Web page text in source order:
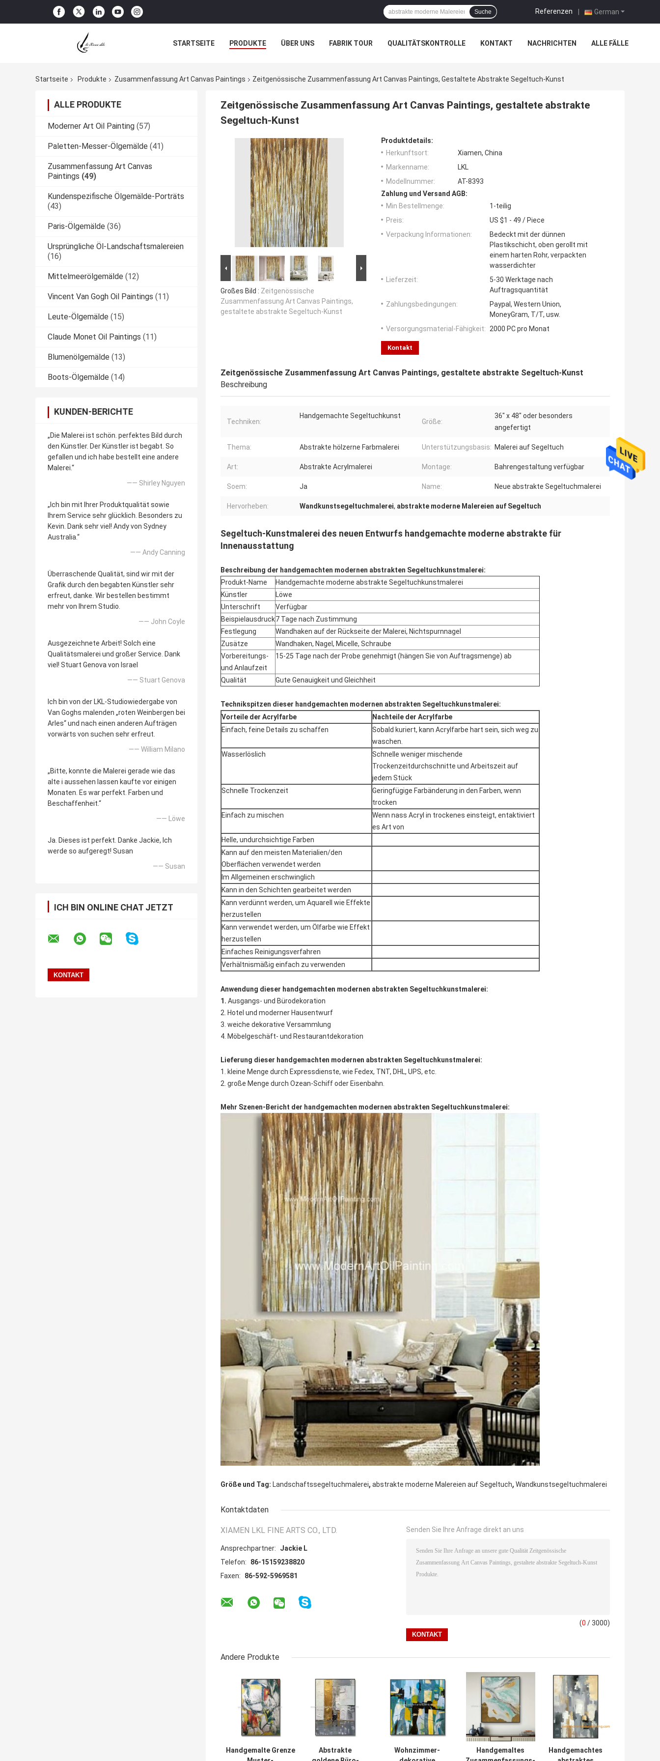
German
Referenzen |
Suche
STARTSEITE PRODUKTE ÜBER UNS FABRIK TOUR QUALITÄTSKONTROLLE KONTAKT NACHRICHTEN ALLE FÄLLE
Startseite Produkte Zusammenfassung Art Canvas Paintings Zeitgenössische Zusammenfassung Art Canvas Paintings, Gestaltete Abstrakte Segeltuch-Kunst
ALLE PRODUKTE
Moderner Art Oil Painting (57)
Paletten-Messer-Ölgemälde (41)
Zusammenfassung Art Canvas
Paintings (49)
Kundenspezifische Ölgemälde-Porträts
(43)
Paris-Ölgemälde (36)
Ursprüngliche Öl-Landschaftsmalereien
(16)
Mittelmeerölgemälde (12)
Vincent Van Gogh Oil Paintings (11)
Leute-Ölgemälde (15)
Claude Monet Oil Paintings (11)
Blumenölgemälde (13)
Boots-Ölgemälde (14)
KUNDEN-BERICHTE
„Die Malerei ist schön. perfektes Bild durch
den Künstler. Der Künstler ist begabt. So
gefallen und ich habe bestellt eine andere
Malerei.“
—— Shirley Nguyen
„Ich bin mit Ihrer Produktqualität sowie
Ihrem Service sehr glücklich. Besonders zu
Kevin. Dank sehr viel! Andy von Sydney
Australia.“
—— Andy Canning
Überraschende Qualität, sind wir mit der
Grafik durch den begabten Künstler sehr
erfreut, danke. Wir bestellen bestimmt
mehr von Ihrem Studio.
—— John Coyle
Ausgezeichnete Arbeit! Solch eine
Qualitätsmalerei und großer Service. Dank
viel! Stuart Genova von Israel
—— Stuart Genova
Ich bin von der LKL-Studiowiedergabe von
Van Goghs malenden „roten Weinbergen bei
Arles“ und nach einen anderen Aufträgen
vorwärts von suchen sehr erfreut.
—— William Milano
„Bitte, konnte die Malerei gerade wie das
alte i aussehen lassen kaufte vor einigen
Monaten. Es war perfekt. Farben und
Beschaffenheit.“
—— Löwe
Ja. Dieses ist perfekt. Danke Jackie, Ich
werde so aufgeregt! Susan
—— Susan
ICH BIN ONLINE CHAT JETZT
Zeitgenössische Zusammenfassung Art Canvas Paintings, gestaltete abstrakte
Segeltuch-Kunst
Großes Bild : Zeitgenössische
Zusammenfassung Art Canvas Paintings,
gestaltete abstrakte Segeltuch-Kunst
Produktdetails:
Herkunftsort:
Xiamen, China
Markenname:
LKL
Modellnummer:
AT-8393
Zahlung und Versand AGB:
Min Bestellmenge:
1-teilig
Preis:
US $1 - 49 / Piece
Verpackung Informationen:
Bedeckt mit der dünnen
Plastikschicht, oben gerollt mit
einem harten Rohr, verpackten
wasserdichter
Lieferzeit:
5-30 Werktage nach
Auftragsquantität
Zahlungsbedingungen:
Paypal, Western Union,
MoneyGram, T/T, usw.
Versorgungsmaterial-Fähigkeit: 2000 PC pro Monat
Kontakt
Zeitgenössische Zusammenfassung Art Canvas Paintings, gestaltete abstrakte Segeltuch-Kunst
Beschreibung
Techniken:
Handgemachte Segeltuchkunst
Größe:
36" x 48" oder besonders
angefertigt
Thema: Abstrakte hölzerne Farbmalerei Unterstützungsbasis: Malerei auf Segeltuch
Art: Abstrakte Acrylmalerei Montage: Bahrengestaltung verfügbar
Soem: Ja Name: Neue abstrakte Segeltuchmalerei
Hervorheben: Wandkunstsegeltuchmalerei, abstrakte moderne Malereien auf Segeltuch
Segeltuch-Kunstmalerei des neuen Entwurfs handgemachte moderne abstrakte für
Innenausstattung
Beschreibung der handgemachten modernen abstrakten Segeltuchkunstmalerei:
Produkt-Name
Handgemachte moderne abstrakte Segeltuchkunstmalerei
Künstler
Löwe
Unterschrift
Verfügbar
Beispielausdruck7 Tage nach Zustimmung
Festlegung
Wandhaken auf der Rückseite der Malerei, Nichtspurnnagel
Zusätze
Wandhaken, Nagel, Micelle, Schraube
Vorbereitungs-
und Anlaufzeit
15-25 Tage nach der Probe genehmigt (hängen Sie von Auftragsmenge) ab
Qualität Gute Genauigkeit und Gleichheit
Technikspitzen dieser handgemachten modernen abstrakten Segeltuchkunstmalerei:
Vorteile der Acrylfarbe
Nachteile der Acrylfarbe
Einfach, feine Details zu schaffen
Sobald kuriert, kann Acrylfarbe hart sein, sich weg zu
waschen.
Wasserlöslich
Schnelle weniger mischende
Trockenzeitdurchschnitte und Arbeitszeit auf
jedem Stück
Schnelle Trockenzeit
Geringfügige Farbänderung in den Farben, wenn
trocken
Einfach zu mischen
Wenn nass Acryl in trockenes einsteigt, entaktiviert
es Art von
Helle, undurchsichtige Farben
Kann auf den meisten Materialien/den
Oberflächen verwendet werden
Im Allgemeinen erschwinglich
Kann in den Schichten gearbeitet werden
Kann verdünnt werden, um Aquarell wie Effekte
herzustellen
Kann verwendet werden, um Ölfarbe wie Effekt
herzustellen
Einfaches Reinigungsverfahren
Verhältnismäßig einfach zu verwenden
Anwendung dieser handgemachten modernen abstrakten Segeltuchkunstmalerei:
1. Ausgangs- und Bürodekoration
2. Hotel und moderner Hausentwurf
3. weiche dekorative Versammlung
4. Möbelgeschäft- und Restaurantdekoration
Lieferung dieser handgemachten modernen abstrakten Segeltuchkunstmalerei:
1. kleine Menge durch Expressdienste, wie Fedex, TNT, DHL, UPS, etc.
2. große Menge durch Ozean-Schiff oder Eisenbahn.
Mehr Szenen-Bericht der handgemachten modernen abstrakten Segeltuchkunstmalerei:
Größe und Tag: Landschaftssegeltuchmalerei, abstrakte moderne Malereien auf Segeltuch, Wandkunstsegeltuchmalerei
Kontaktdaten
XIAMEN LKL FINE ARTS CO., LTD.
Ansprechpartner:
Jackie L
Telefon:
86-15159238820
Faxen:
86-592-5969581
Senden Sie Ihre Anfrage direkt an uns
(0 / 3000)
Andere Produkte
Handgemalte Grenze
Abstrakte
Wohnzimmer-
Handgemaltes
Handgemachtes